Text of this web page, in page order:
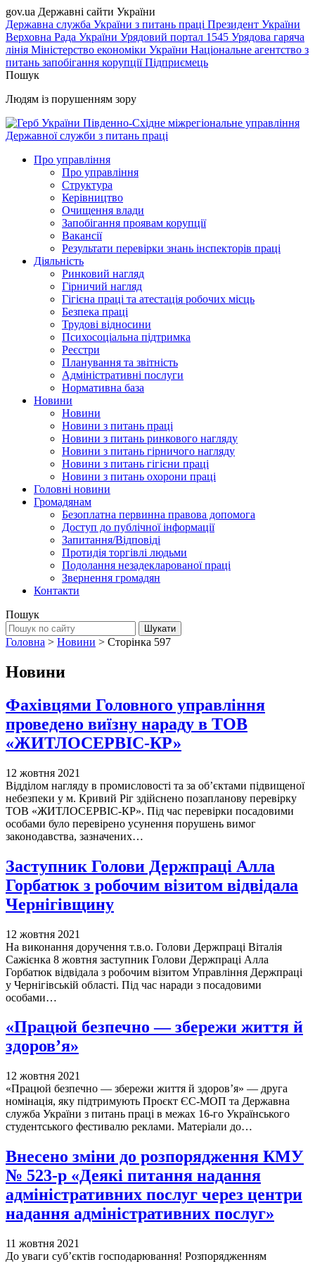
gov.ua Державні сайти України
Державна служба України з питань праці Президент України
Верховна Рада України Урядовий портал 1545 Урядова гаряча
лінія Міністерство економіки України Національне агентство з
питань запобігання корупціїПідприємець
Пошук
Людям із порушенням зору
Південно-Східне міжрегіональне управління
Державної служби з питань праці
Про управління
Про управління
Структура
Керівництво
Очищення влади
Запобігання проявам корупції
Вакансії
Результати перевірки знань інспекторів праці
Діяльність
Ринковий нагляд
Гірничий нагляд
Гігієна праці та атестація робочих місць
Безпека праці
Трудові відносини
Психосоціальна підтримка
Реєстри
Планування та звітність
Адміністративні послуги
Нормативна база
Новини
Новини
Новини з питань праці
Новини з питань ринкового нагляду
Новини з питань гірничого нагляду
Новини з питань гігієни праці
Новини з питань охорони праці
Головні новини
Громадянам
Безоплатна первинна правова допомога
Доступ до публічної інформації
Запитання/Відповіді
Протидія торгівлі людьми
Подолання незадекларованої праці
Звернення громадян
Контакти
Пошук
Головна > Новини > Сторінка 597
Новини
Фахівцями Головного управління
проведено виїзну нараду в ТОВ
«ЖИТЛОСЕРВІС-КР»
12 жовтня 2021
Відділом нагляду в промисловості та за об’єктами підвищеної
небезпеки у м. Кривий Ріг здійснено позапланову перевірку
ТОВ «ЖИТЛОСЕРВІС-КР». Під час перевірки посадовими
особами було перевірено усунення порушень вимог
законодавства, зазначених…
Заступник Голови Держпраці Алла
Горбатюк з робочим візитом відвідала
Чернігівщину
12 жовтня 2021
На виконання доручення т.в.о. Голови Держпраці Віталія
Сажієнка 8 жовтня заступник Голови Держпраці Алла
Горбатюк відвідала з робочим візитом Управління Держпраці
у Чернігівській області. Під час наради з посадовими
особами…
«Працюй безпечно — збережи життя й
здоров’я»
12 жовтня 2021
«Працюй безпечно — збережи життя й здоров’я» — друга
номінація, яку підтримують Проєкт ЄС-МОП та Державна
служба України з питань праці в межах 16-го Українського
студентського фестивалю реклами. Матеріали до…
Внесено зміни до розпорядження КМУ
№ 523-р «Деякі питання надання
адміністративних послуг через центри
надання адміністративних послуг»
11 жовтня 2021
До уваги суб’єктів господарювання! Розпорядженням